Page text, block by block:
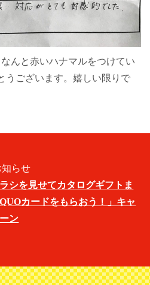
んと赤いハナマルをつけてい
うございます。嬉しい限りで
知らせ
ラシを見せてカタログギフトま
カードをもらおう！」キャ
ン